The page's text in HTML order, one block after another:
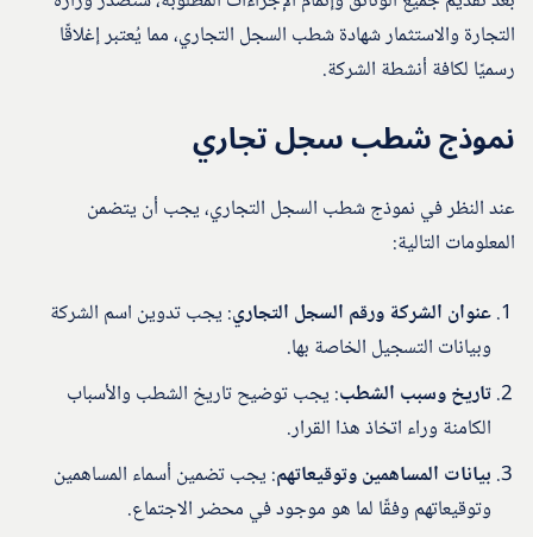
التجارة والاستثمار شهادة شطب السجل التجاري، مما يُعتبر إغلاقًا
رسميًا لكافة أنشطة الشركة.
نموذج شطب سجل تجاري
عند النظر في نموذج شطب السجل التجاري، يجب أن يتضمن
المعلومات التالية:
عنوان الشركة ورقم السجل التجاري: يجب تدوين اسم الشركة
وبيانات التسجيل الخاصة بها.
تاريخ وسبب الشطب: يجب توضيح تاريخ الشطب والأسباب
الكامنة وراء اتخاذ هذا القرار.
بيانات المساهمين وتوقيعاتهم: يجب تضمين أسماء المساهمين
وتوقيعاتهم وفقًا لما هو موجود في محضر الاجتماع.